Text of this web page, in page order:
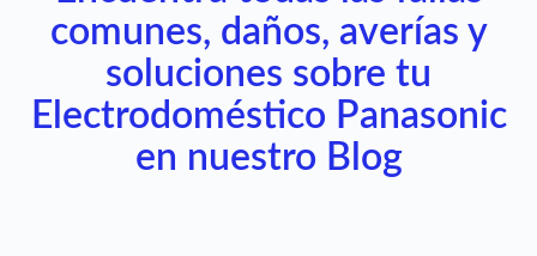
comunes, daños, averías y
soluciones sobre tu
Electrodoméstico Panasonic
en nuestro Blog